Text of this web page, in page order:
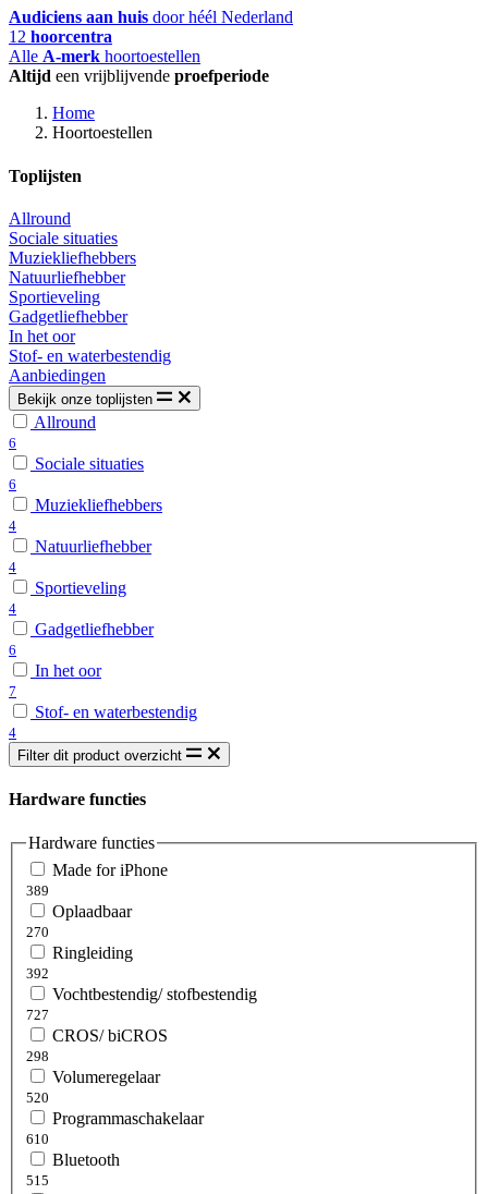
Audiciens aan huis door héél Nederland
12 hoorcentra
Alle A-merk hoortoestellen
Altijd een vrijblijvende proefperiode
Home
Hoortoestellen
Toplijsten
Allround
Sociale situaties
Muziekliefhebbers
Natuurliefhebber
Sportieveling
Gadgetliefhebber
In het oor
Stof- en waterbestendig
Aanbiedingen
Bekijk onze toplijsten
Allround
6
Sociale situaties
6
Muziekliefhebbers
4
Natuurliefhebber
4
Sportieveling
4
Gadgetliefhebber
6
In het oor
7
Stof- en waterbestendig
4
Filter dit product overzicht
Hardware functies
Hardware functies
Made for iPhone
389
Oplaadbaar
270
Ringleiding
392
Vochtbestendig/ stofbestendig
727
CROS/ biCROS
298
Volumeregelaar
520
Programmaschakelaar
610
Bluetooth
515